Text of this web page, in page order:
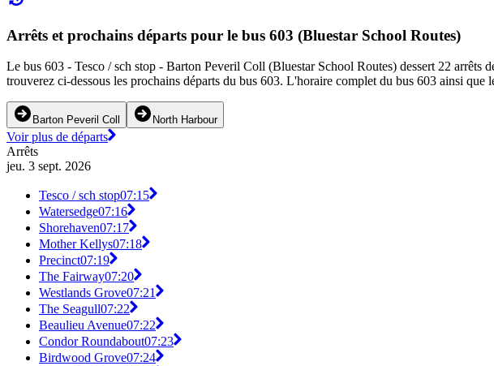
Arrêts et prochains départs pour le bus 603 (Bluestar School Routes)
Le bus 603 - Tesco / sch stop - Barton Peveril Coll (Bluestar School Routes) dessert 22 arrêts
trouverez ci-dessous les prochains départs du bus 603. L'horaire complet du bus 603 ainsi que
Barton Peveril Coll North Harbour
Voir plus de départs
Arrêts
jeu. 3 sept. 2026
Tesco / sch stop07:15
Watersedge07:16
Shorehaven07:17
Mother Kellys07:18
Precinct07:19
The Fairway07:20
Westlands Grove07:21
The Seagull07:22
Beaulieu Avenue07:22
Condor Roundabout07:23
Birdwood Grove07:24